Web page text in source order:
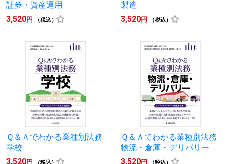
証券・資産運用
3,520円 （税込）
製造
3,520円 （税込）
Ｑ＆Ａでわかる業種別法務
学校
3,520円 （税込）
Ｑ＆Ａでわかる業種別法務
物流・倉庫・デリバリー
3,520円 （税込）